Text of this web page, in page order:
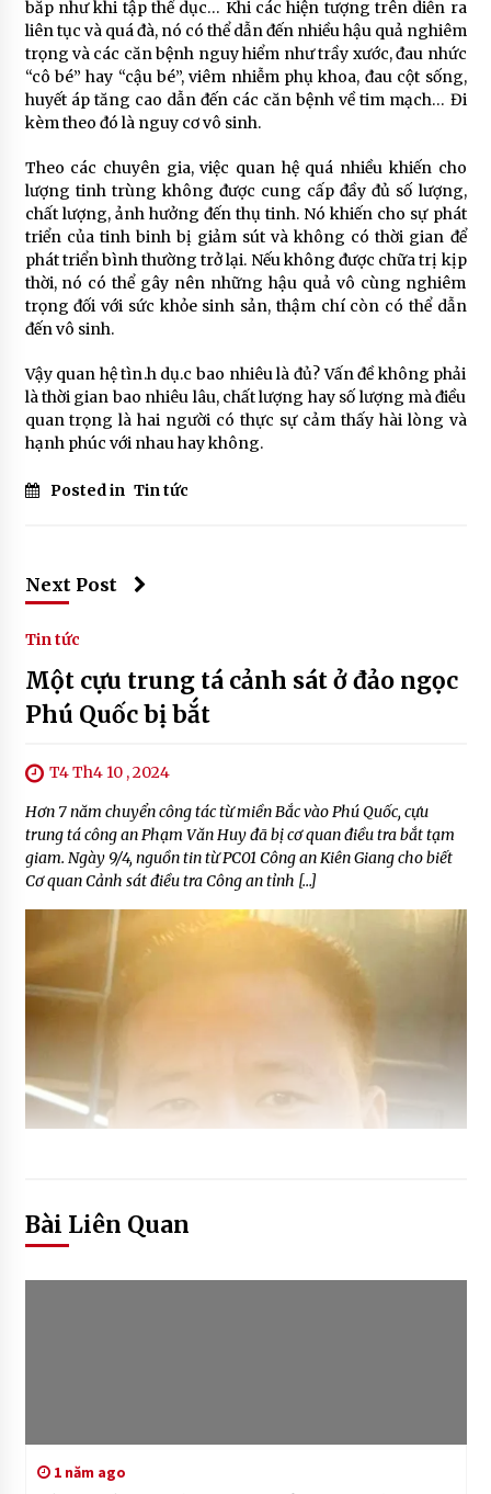
bắp như khi tập thể dục… Khi các hiện tượng trên diễn ra
liên tục và quá đà, nó có thể dẫn đến nhiều hậu quả nghiêm
trọng và các căn bệnh nguy hiểm như trầy xước, đau nhức
“cô bé” hay “cậu bé”, viêm nhiễm phụ khoa, đau cột sống,
huyết áp tăng cao dẫn đến các căn bệnh về tim mạch… Đi
kèm theo đó là nguy cơ vô sinh.
Theo các chuyên gia, việc quan hệ quá nhiều khiến cho
lượng tinh trùng không được cung cấp đầy đủ số lượng,
chất lượng, ảnh hưởng đến thụ tinh. Nó khiến cho sự phát
triển của tinh binh bị giảm sút và không có thời gian để
phát triển bình thường trở lại. Nếu không được chữa trị kịp
thời, nó có thể gây nên những hậu quả vô cùng nghiêm
trọng đối với sức khỏe sinh sản, thậm chí còn có thể dẫn
đến vô sinh.
Vậy quan hệ tìn.h dụ.c bao nhiêu là đủ? Vấn đề không phải
là thời gian bao nhiêu lâu, chất lượng hay số lượng mà điều
quan trọng là hai người có thực sự cảm thấy hài lòng và
hạnh phúc với nhau hay không.
Posted in Tin tức
Next Post
Tin tức
Một cựu trung tá cảnh sát ở đảo ngọc
Phú Quốc bị bắt
T4 Th4 10 , 2024
Hơn 7 năm chuyển công tác từ miền Bắc vào Phú Quốc, cựu
trung tá công an Phạm Văn Huy đã bị cơ quan điều tra bắt tạm
giam. Ngày 9/4, nguồn tin từ PC01 Công an Kiên Giang cho biết
Cơ quan Cảnh sát điều tra Công an tỉnh […]
Bài Liên Quan
1 năm ago